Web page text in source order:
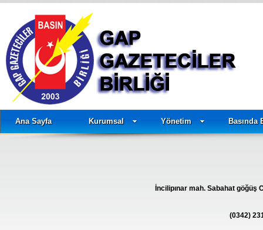
Ana Sayfa Kurumsal Yönetim Basında
İncilipınar mah. Sabahat göğüş
(0342)